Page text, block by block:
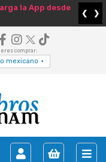
la App desde
❮ ❯
comprar:
mexicano ▾